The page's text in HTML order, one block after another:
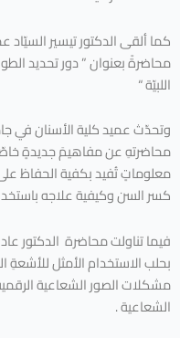
كما ألقى الدكتور تيسير
محاضرةً بعنوان ” دور تحديد
اللبيّة “
وتحدّث عميد كلية الأسنان في
محاضرتهِ عن مفاهيمَ جديدةٍ خاصّةٍ
معلوماتٍ تُفيد بكفية الحفاظ
كسر السن وكيفية علاجه
فيما تناولت محاضرة الدكتور
بحلب الاستخدام الأمثل
مشكلات الصور الشعاعية
الشعاعية .